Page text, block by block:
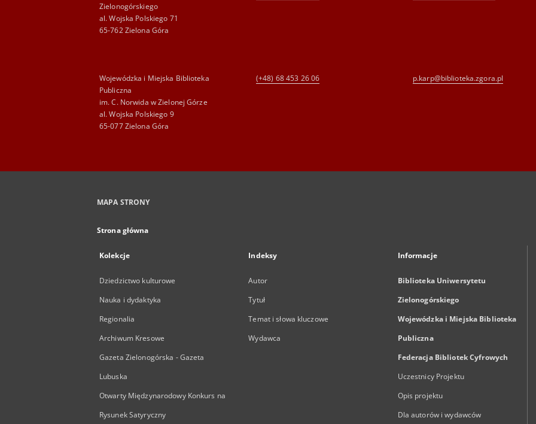
Zielonogórskiego
al. Wojska Polskiego 71
65-762 Zielona Góra
Wojewódzka i Miejska Biblioteka
Publiczna
im. C. Norwida w Zielonej Górze
al. Wojska Polskiego 9
65-077 Zielona Góra
(+48) 68 453 26 06 p.karp@biblioteka.zgora.pl
MAPA STRONY
Strona główna
Kolekcje
Dziedzictwo kulturowe
Nauka i dydaktyka
Regionalia
Archiwum Kresowe
Gazeta Zielonogórska - Gazeta
Lubuska
Otwarty Międzynarodowy Konkurs na
Rysunek Satyryczny
Indeksy
Autor
Tytuł
Temat i słowa kluczowe
Wydawca
Informacje
Biblioteka Uniwersytetu
Zielonogórskiego
Wojewódzka i Miejska Biblioteka
Publiczna
Federacja Bibliotek Cyfrowych
Uczestnicy Projektu
Opis projektu
Dla autorów i wydawców